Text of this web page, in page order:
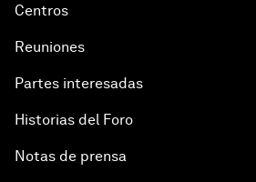
Centros
Reuniones
Partes interesadas
Historias del Foro
Notas de prensa